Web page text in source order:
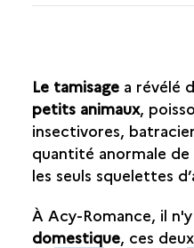
HOMMES ET ANIMAUX
BOUCHERIE
BOUCHERIE
DES BELETTES ET DES
FOURRURE ET VIANDE
LE SANGLIER
Le tamisagea révélé
petits animaux,
insectivores,
quantité anormale
les seuls squelettes
À Acy-Romance, il n'y
domestique, ces